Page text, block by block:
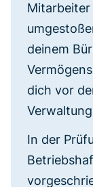
deinem
dich vor
In der